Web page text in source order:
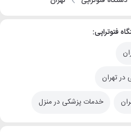
فتوتراپی:
تهران
خدمات پزشکی در منزل